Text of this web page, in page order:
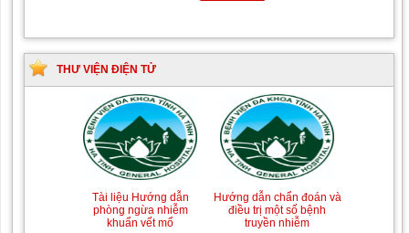
THƯ VIỆN ĐIỆN TỬ
Tài liệu Hướng dẫn
phòng ngừa nhiễm
khuẩn vết mổ
Hướng dẫn chẩn đoán và
điều trị một số bệnh
truyền nhiễm